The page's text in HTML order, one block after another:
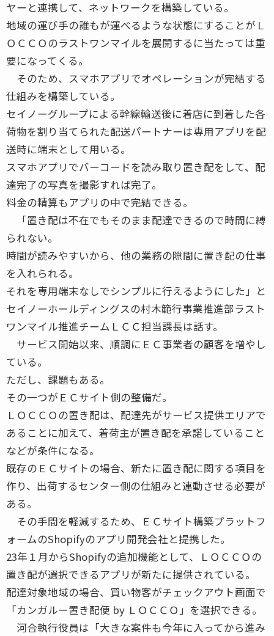
ヤーと連携して、ネットワークを構築している。
地域の運び手の誰もが運べるような状態にすることがＬ
ＯＣＣＯのラストワンマイルを展開するに当たっては重
要になってくる。
そのため、スマホアプリでオペレーションが完結する
仕組みを構築している。
セイノーグループによる幹線輸送後に着店に到着した各
荷物を割り当てられた配送パートナーは専用アプリを配
送時に端末として用いる。
スマホアプリでバーコードを読み取り置き配をして、配
達完了の写真を撮影すれば完了。
料金の精算もアプリの中で完結できる。
「置き配は不在でもそのまま配達できるので時間に縛
られない。
時間が読みやすいから、他の業務の隙間に置き配の仕事
を入れられる。
それを専用端末なしでシンプルに行えるようにした」と
セイノーホールディングスの村木範行事業推進部ラスト
ワンマイル推進チームＬＣＣ担当課長は話す。
サービス開始以来、順調にＥＣ事業者の顧客を増やし
ている。
ただし、課題もある。
その一つがＥＣサイト側の整備だ。
ＬＯＣＣＯの置き配は、配達先がサービス提供エリアで
あることに加えて、着荷主が置き配を承諾していること
などが条件になる。
既存のＥＣサイトの場合、新たに置き配に関する項目を
作り、出荷するセンター側の仕組みと連動させる必要が
ある。
その手間を軽減するため、ＥＣサイト構築プラットフ
ォームのShopifyのアプリ開発会社と提携した。
23年１月からShopifyの追加機能として、ＬＯＣＣＯの
置き配が選択できるアプリが新たに提供されている。
配達対象地域の場合、買い物客がチェックアウト画面で
「カンガルー置き配便 by ＬＯＣＣＯ」を選択できる。
河合執行役員は「大きな案件も今年に入ってから進み